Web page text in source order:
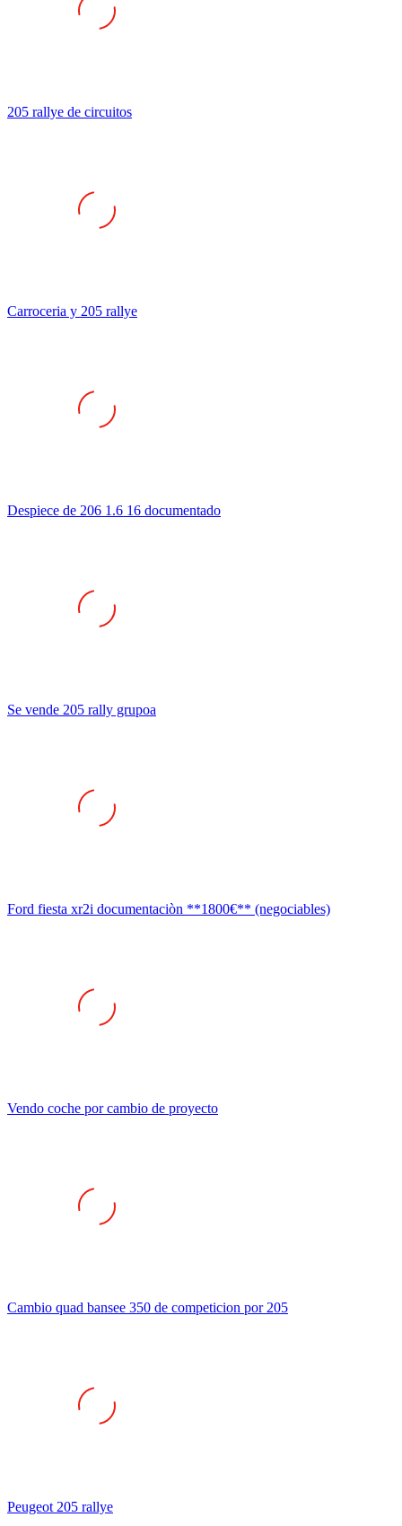
205 rallye de circuitos
Carroceria y 205 rallye
Despiece de 206 1.6 16 documentado
Se vende 205 rally grupoa
Ford fiesta xr2i documentaciòn **1800€** (negociables)
Vendo coche por cambio de proyecto
Cambio quad bansee 350 de competicion por 205
Peugeot 205 rallye